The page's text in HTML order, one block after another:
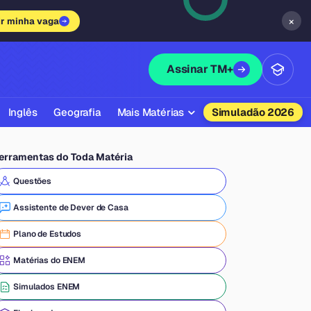
minha vaga ×
Assinar TM+
Inglês Geografia Mais Matérias
Química
Física
Filosofia
Literatura
Simuladão 2026
do Toda Matéria
Questões
Assistente de Dever de Casa
Plano de Estudos
Matérias do ENEM
Simulados ENEM